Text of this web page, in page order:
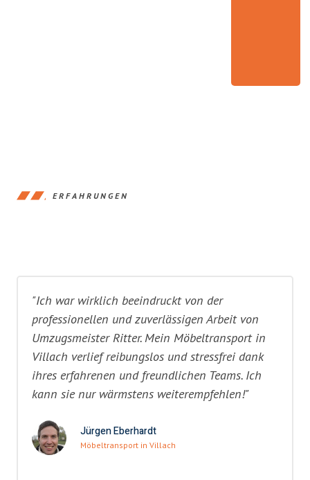
ERFAHRUNGEN
"Ich war wirklich beeindruckt von der
professionellen und zuverlässigen Arbeit von
Umzugsmeister Ritter. Mein Möbeltransport in
Villach verlief reibungslos und stressfrei dank
ihres erfahrenen und freundlichen Teams. Ich
kann sie nur wärmstens weiterempfehlen!"
Jürgen Eberhardt
Möbeltransport in Villach